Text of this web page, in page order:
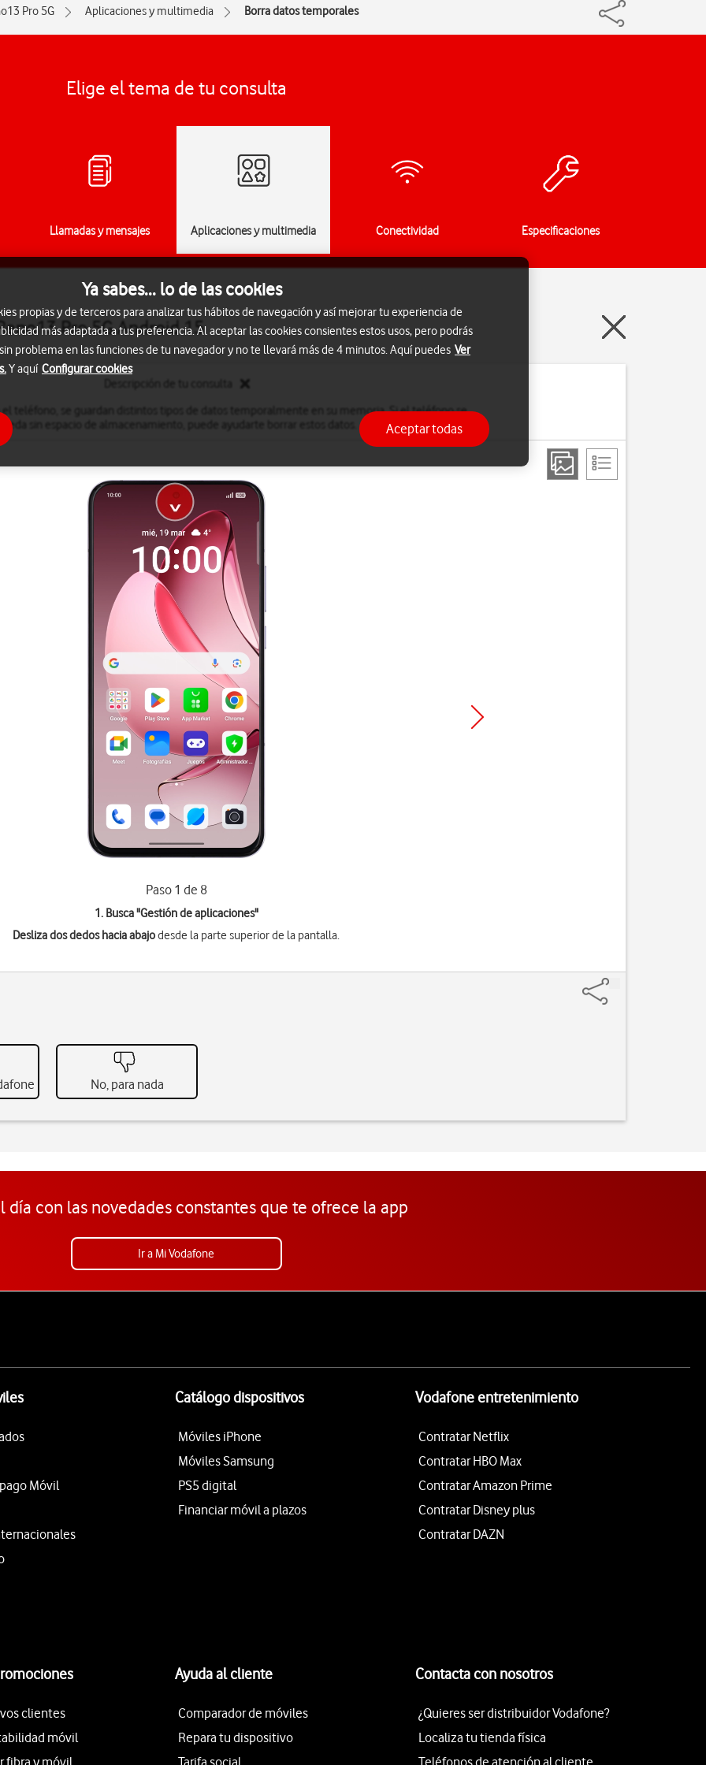
Pro 5G Aplicaciones y multimedia Borra datos temporales
Elige el tema de tu consulta
Llamadas y mensajes Aplicaciones y multimedia Conectividad Especificaciones
Pro 5G Android 15
el teléfono, se guardan distintos tipos de datos temporalmente en su memoria. Si el teléfono se
queda sin espacio de almacenamiento, puede ayudarte borrar estos datos.
Paso 1 de 8
1. Busca "Gestión de aplicaciones"
Desliza dos dedos hacia abajodesde la parte superior de la pantalla.
No, para nada
día con las novedades constantes que te ofrece la app
Ir a Mi Vodafone
Móvil
Catálogo dispositivos
Móviles iPhone
Móviles Samsung
PS5 digital
Financiar móvil a plazos
Vodafone entretenimiento
Contratar Netflix
Contratar HBO Max
Contratar Amazon Prime
Contratar Disney plus
Contratar DAZN
clientes
móvil
fibra y móvil
Ayuda al cliente
Comparador de móviles
Repara tu dispositivo
Tarifa social
Contacta con nosotros
¿Quieres ser distribuidor Vodafone?
Localiza tu tienda física
Teléfonos de atención al cliente
Ya sabes... lo de las cookies
propias y de terceros para analizar tus hábitos de navegación y así mejorar tu experiencia de
más adaptada a tus preferencia. Al aceptar las cookies consientes estos usos, pero podrás
problema en las funciones de tu navegador y no te llevará más de 4 minutos. Aquí puedes Ver
Y aquí Configurar cookies
Aceptar todas